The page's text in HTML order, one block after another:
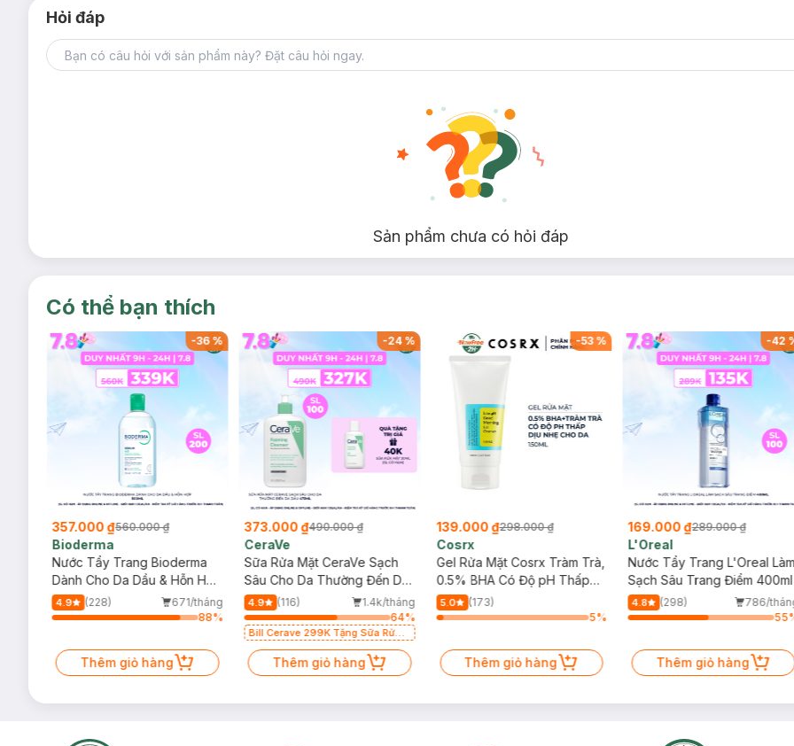
Hỏi đáp
Sản phẩm chưa có hỏi đáp
Có thể bạn thích
-36%
357.000 ₫560.000 ₫
Bioderma
Nước Tẩy Trang Bioderma
Dành Cho Da Dầu & Hỗn Hợp
500ml
4.9 (228)
671/tháng
88%
Thêm giỏ hàng
-24%
373.000 ₫490.000 ₫
CeraVe
Sữa Rửa Mặt CeraVe Sạch
Sâu Cho Da Thường Đến Da
Dầu 473ml
4.9 (116)
1.4k/tháng
64%
Bill Cerave 299K Tặng Sữa Rửa
Thêm giỏ hàng
-53%
139.000 ₫298.000 ₫
Cosrx
Gel Rửa Mặt Cosrx Tràm Trà,
0.5% BHA Có Độ pH Thấp
150ml
5.0
(173)
5%
Thêm giỏ hàng
-42
169.000 ₫289.000 ₫
L'Oreal
Nước Tẩy Trang L'Oreal
Sạch Sâu Trang Điểm 400ml
4.8 (298)
786/
55
Thêm giỏ hàng